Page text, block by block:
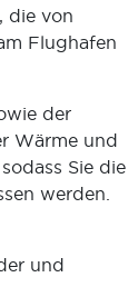
die von
Flughafen
der
Wärme und
Sie die
werden.
und